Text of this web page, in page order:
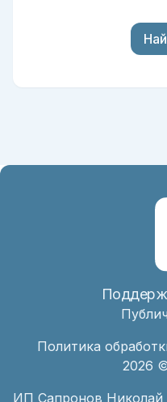
Политика
2026
ИП Сапронов